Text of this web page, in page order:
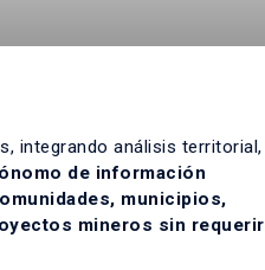
integrando análisis territorial,
de información
municipios,
mineros sin requerir